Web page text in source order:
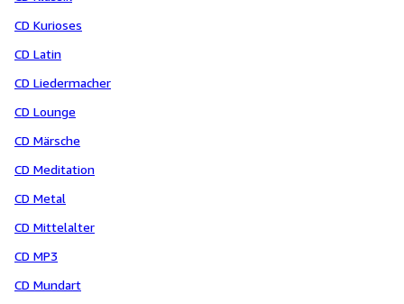
CD Kurioses
CD Latin
CD Liedermacher
CD Lounge
CD Märsche
CD Meditation
CD Metal
CD Mittelalter
CD MP3
CD Mundart